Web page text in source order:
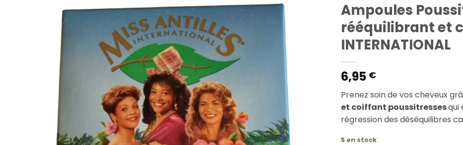
Ampoules
rééquilibrant et
INTERNATIONAL
6,95 €
Prenez soin de vos cheveux
et coiffant poussitressesqui
régression des déséquilibres
5 en stock